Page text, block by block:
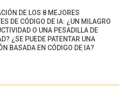
DE LOS 8 MEJORES
DE CÓDIGO DE IA: ¿UN MILAGRO
O UNA PESADILLA DE
¿SE PUEDE PATENTAR UNA
BASADA EN CÓDIGO DE IA?